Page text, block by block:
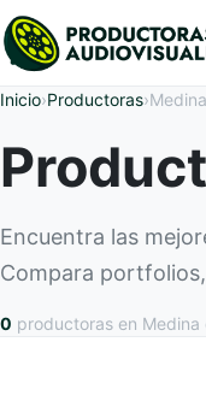
Inicio›Productoras›
Encuentra las
Compara
0 productoras en Medina